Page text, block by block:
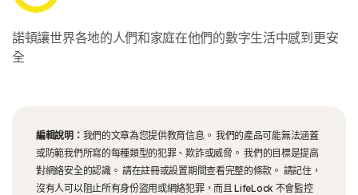
諾頓讓世界各地的人們和家庭在他們的數字生活中感到更安
全
編輯說明： 我們的文章為您提供教育信息。 我們的產品可能無法涵蓋
或防範我們所寫的每種類型的犯罪、欺詐或威脅。 我們的目標是提高
對網絡安全的認識。 請在註冊或設置期間查看完整的條款。 請記住，
沒有人可以阻止所有身份盜用或網絡犯罪，而且 LifeLock 不會監控